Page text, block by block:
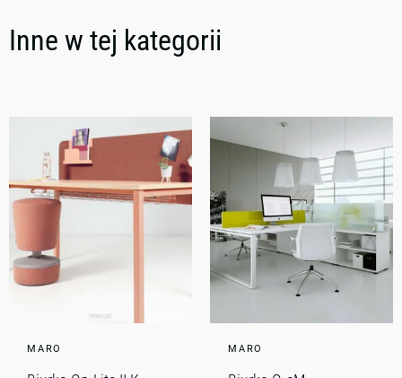
Inne w tej kategorii
MARO MARO